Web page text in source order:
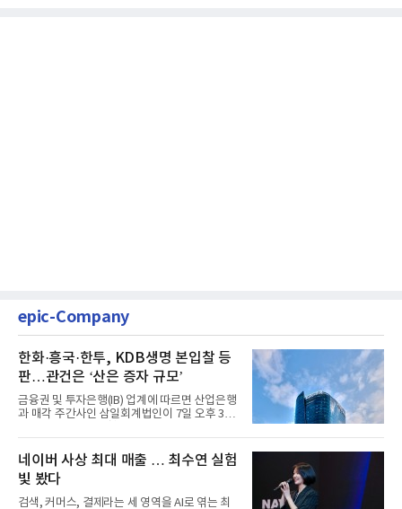
epic-Company
한화·흥국·한투, KDB생명 본입찰 등
판…관건은 ‘산은 증자 규모’
금융권 및 투자은행(IB) 업계에 따르면 산업은행
과 매각 주간사인 삼일회계법인이 7일 오후 3시
네이버 사상 최대 매출 … 최수연 실험
빛 봤다
검색, 커머스, 결제라는 세 영역을 AI로 엮는 최